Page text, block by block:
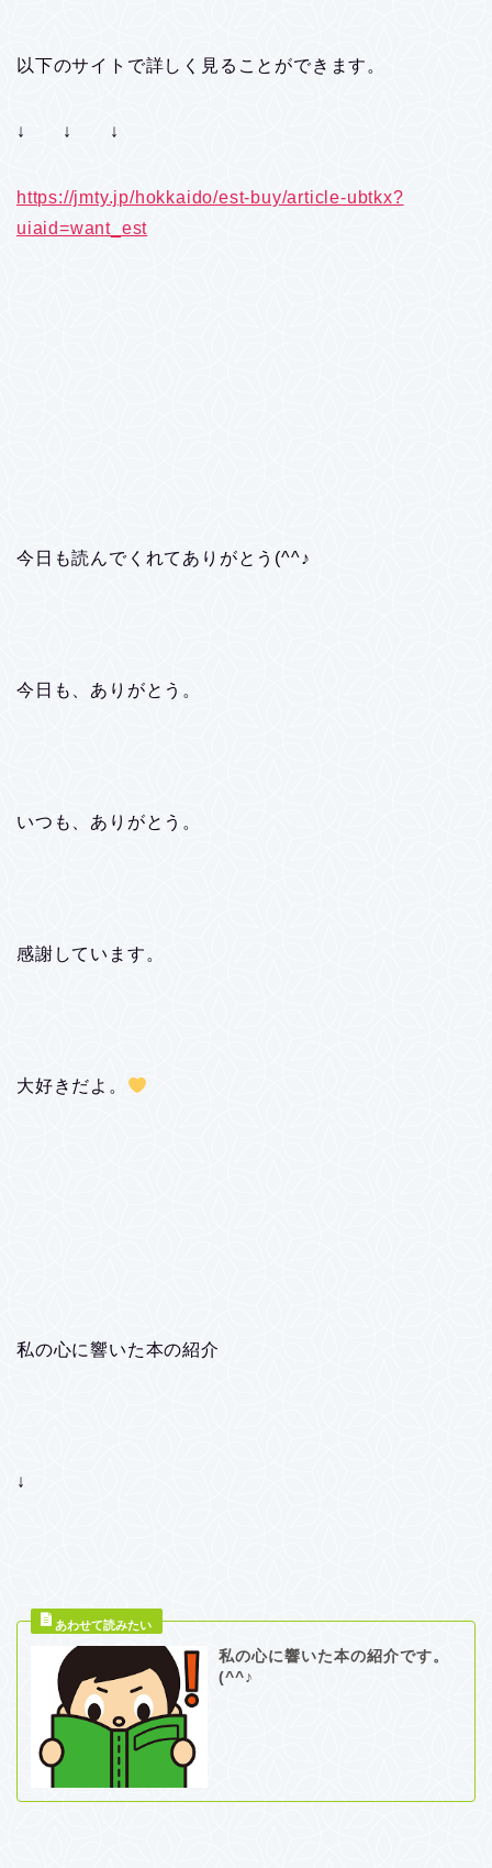
以下のサイトで詳しく見ることができます。
↓ ↓ ↓
https://jmty.jp/hokkaido/est-buy/article-ubtkx?
uiaid=want_est
今日も読んでくれてありがとう(^^♪
今日も、ありがとう。
いつも、ありがとう。
感謝しています。
大好きだよ。
私の心に響いた本の紹介
↓
私の心に響いた本の紹介です。
(^^♪